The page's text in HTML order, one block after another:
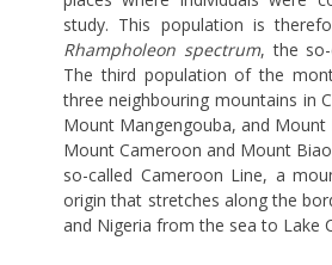
study. This population is
Rhampholeon spectrum, the so-
The third population of the
three neighbouring mountains in
Mount Mangengouba, and
Mount Cameroon and Mount
so-called Cameroon Line, a
origin that stretches along the
and Nigeria from the sea to Lake